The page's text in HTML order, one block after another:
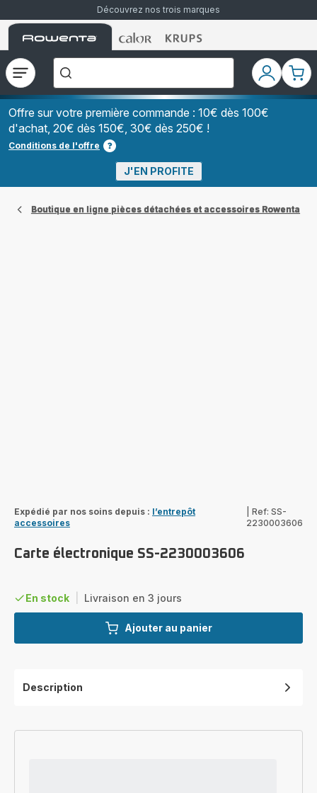
Découvrez nos trois marques
Accueil
Rowenta
Accueil
Rowenta
Accueil
Rowenta
Ouvrir
le
menu
recherchez-
vous
?","Aspirateurs
à
Grains","Centrales
Vapeurs","Sèche
Cheveux"]
Mon
compte
Mon
Offre sur votre première commande : 10€ dès 100€
d'achat, 20€ dès 150€, 30€ dès 250€ !
Conditions de l'offre
J'EN PROFITE
Boutique en ligne pièces détachées et accessoires Rowenta
Expédié par nos soins depuis : l’entrepôt
accessoires
Ref: SS-
2230003606
Carte électronique SS-2230003606
En stock Livraison en 3 jours
Ajouter au panier
Description